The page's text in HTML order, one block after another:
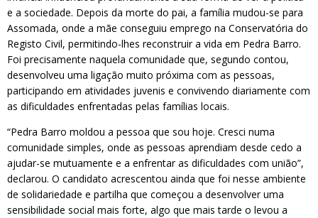
e a sociedade. Depois da morte do pai, a família mudou-se para
Assomada, onde a mãe conseguiu emprego na Conservatória do
Registo Civil, permitindo-lhes reconstruir a vida em Pedra Barro.
Foi precisamente naquela comunidade que, segundo contou,
desenvolveu uma ligação muito próxima com as pessoas,
participando em atividades juvenis e convivendo diariamente com
as dificuldades enfrentadas pelas famílias locais.
“Pedra Barro moldou a pessoa que sou hoje. Cresci numa
comunidade simples, onde as pessoas aprendiam desde cedo a
ajudar-se mutuamente e a enfrentar as dificuldades com união”,
declarou. O candidato acrescentou ainda que foi nesse ambiente
de solidariedade e partilha que começou a desenvolver uma
sensibilidade social mais forte, algo que mais tarde o levou a